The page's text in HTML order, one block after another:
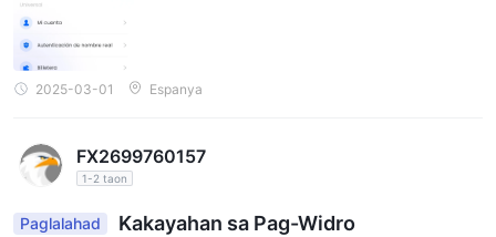
2025-03-01 Espanya
FX2699760157
1-2 taon
Paglalahad Kakayahan sa Pag-Widro